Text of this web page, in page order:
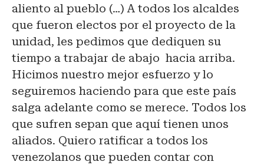
aliento al pueblo (…) A todos los alcaldes
que fueron electos por el proyecto de la
unidad, les pedimos que dediquen su
tiempo a trabajar de abajo hacia arriba.
Hicimos nuestro mejor esfuerzo y lo
seguiremos haciendo para que este país
salga adelante como se merece. Todos los
que sufren sepan que aquí tienen unos
aliados. Quiero ratificar a todos los
venezolanos que pueden contar con